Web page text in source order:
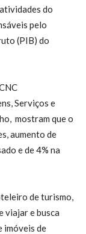
do
pelo
(PIB) do
Serviços e
mostram que o
aumento de
e de 4% na
de turismo,
viajar e busca
imóveis de